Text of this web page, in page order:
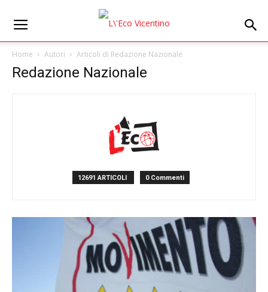
Home Autori Articoli di Redazione Nazionale
Redazione Nazionale
12691 ARTICOLI 0 Commenti